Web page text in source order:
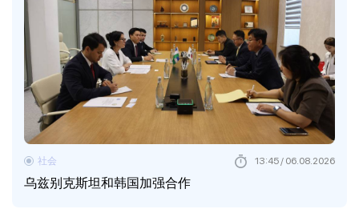
乌兹别克斯坦和韩国加强合作
社会 13:45 / 06.08.2026